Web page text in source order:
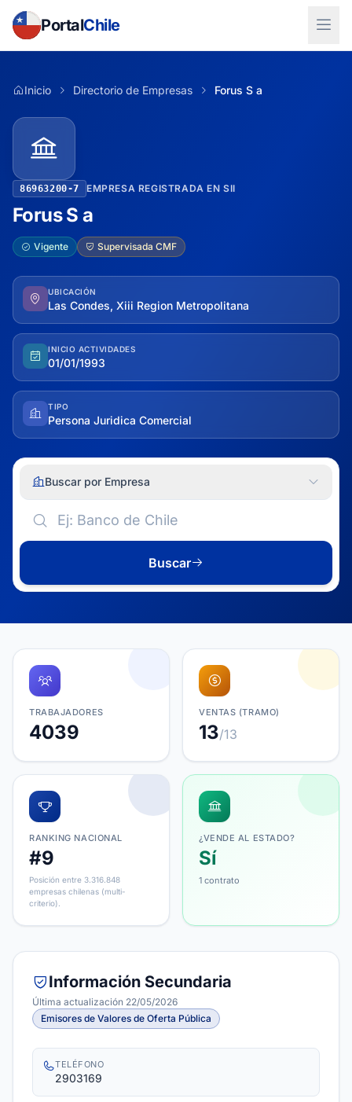
PortalChile
Inicio Directorio de Empresas Forus S a
86963200-7 EMPRESA REGISTRADA EN SII
Forus S a
Vigente Supervisada CMF
UBICACIÓN
Las Condes, Xiii Region Metropolitana
INICIO ACTIVIDADES
01/01/1993
TIPO
Persona Juridica Comercial
Buscar por Empresa
Buscar
TRABAJADORES
4039
VENTAS (TRAMO)
13/13
RANKING NACIONAL
#9
Posición entre 3.316.848
empresas chilenas (multi-
criterio).
¿VENDE AL ESTADO?
Sí
1 contrato
Información Secundaria
Última actualización 22/05/2026
Emisores de Valores de Oferta Pública
TELÉFONO
2903169